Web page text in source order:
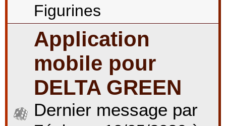
Figurines
Application
mobile pour
DELTA GREEN
Dernier message par